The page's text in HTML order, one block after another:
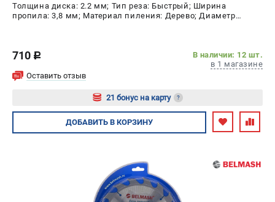
Толщина диска: 2.2 мм; Тип реза: Быстрый; Ширина
пропила: 3,8 мм; Материал пиления: Дерево; Диаметр
710 c
В наличии: 12 шт.
в 1 магазине
Оставить отзыв
21 бонус на карту ?
Авторизуйтесь
ДОБАВИТЬ В КОРЗИНУ